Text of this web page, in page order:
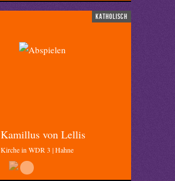
katholisch
Kamillus von Lellis
Kirche in WDR 3 | Hahne